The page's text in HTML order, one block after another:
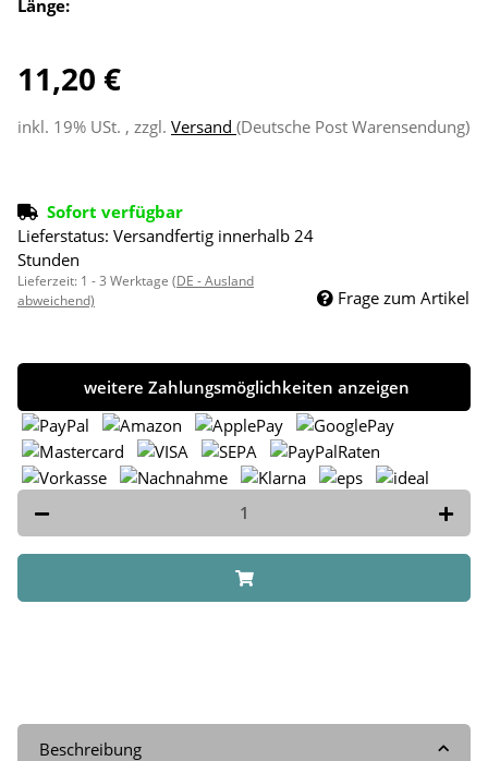
Länge:
11,20 €
inkl. 19% USt. , zzgl. Versand (Deutsche Post Warensendung)
Sofort verfügbar
Lieferstatus: Versandfertig innerhalb 24
Stunden
Lieferzeit: 1 - 3 Werktage (DE - Ausland
abweichend)
Frage zum Artikel
weitere Zahlungsmöglichkeiten anzeigen
Beschreibung